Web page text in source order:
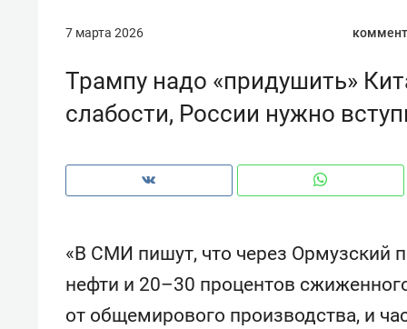
7 марта 2026
Трампу надо «придушить»
слабости, России нужно
«В СМИ пишут, что через Ормузский
нефти и 20–30 процентов
от общемирового производства, и
Рекомендуем
Как ГК «МИР ГРУПП» и ВТБ
создают оазис жилого
комфорта под Казанью
150
ID